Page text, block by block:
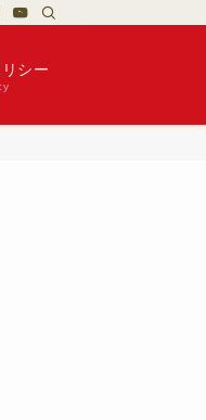
シー